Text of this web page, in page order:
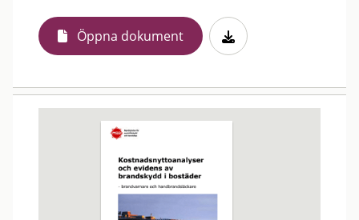
Öppna dokument